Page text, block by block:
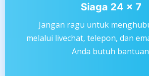
Siaga 24 x 7
Jangan ragu untuk
melalui livechat, telepon, dan
Anda butuh